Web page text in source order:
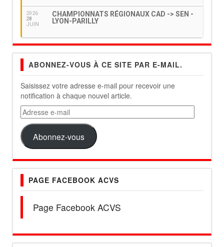
2026
28
JUIN
CHAMPIONNATS RÉGIONAUX CAD -> SEN -
LYON-PARILLY
ABONNEZ-VOUS À CE SITE PAR E-MAIL.
Saisissez votre adresse e-mail pour recevoir une
notification à chaque nouvel article.
Adresse
e-
mail
Abonnez-vous
PAGE FACEBOOK ACVS
Page Facebook ACVS